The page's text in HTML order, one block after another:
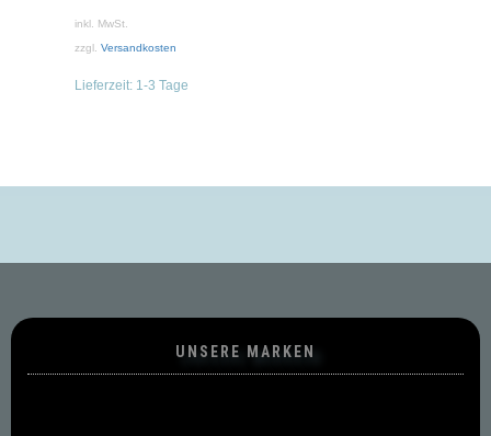
inkl. MwSt.
zzgl. Versandkosten
Lieferzeit: 1-3 Tage
UNSERE MARKEN